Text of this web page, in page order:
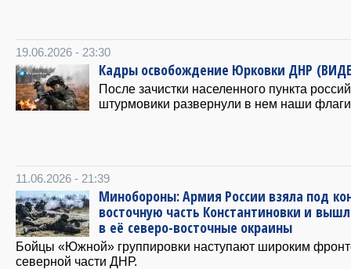
19.06.2026 - 23:30
Кадры освобождение Юрковки ДНР
После зачистки населенного пункта
штурмовики развернули в нем наши
11.06.2026 - 21:39
Минобороны: Армия России взяла под
восточную часть Константиновки и
в её северо-восточные окраины
Бойцы «Южной» группировки наступают широким
северной части ДНР.